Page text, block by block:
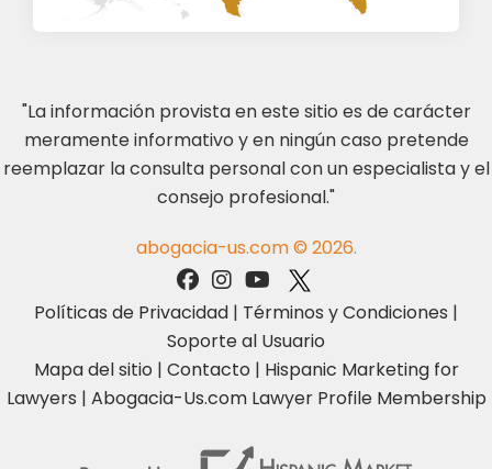
"La información provista en este sitio es de carácter
meramente informativo y en ningún caso pretende
reemplazar la consulta personal con un especialista y el
consejo profesional."
abogacia-us.com © 2026.
Políticas de Privacidad | Términos y Condiciones |
Soporte al Usuario
Mapa del sitio | Contacto | Hispanic Marketing for
Lawyers | Abogacia-Us.com Lawyer Profile Membership